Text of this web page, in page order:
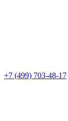
+7 (499) 703-48-17